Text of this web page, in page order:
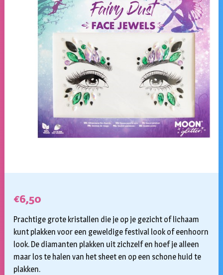
Klantenservice
Inloggen
€6,50
Prachtige grote kristallen die je op je gezicht of lichaam
kunt plakken voor een geweldige festival look of eenhoorn
look. De diamanten plakken uit zichzelf en hoef je alleen
maar los te halen van het sheet en op een schone huid te
plakken.